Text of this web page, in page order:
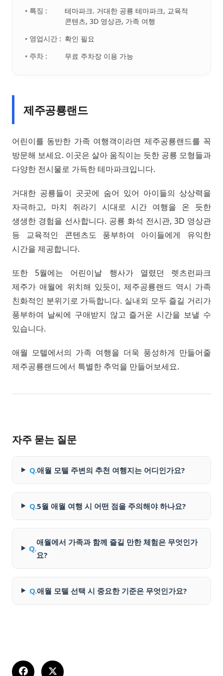
• 특징 :
테마파크. 거대한 공룡 테마파크, 교육적
콘텐츠, 3D 영상관, 가족 여행
• 영업시간 : 확인 필요
• 주차 :
무료 주차장 이용 가능
제주공룡랜드
어린이를 동반한 가족 여행객이라면 제주공룡랜드를 꼭
방문해 보세요. 이곳은 살아 움직이는 듯한 공룡 모형들과
다양한 전시물로 가득한 테마파크입니다.
거대한 공룡들이 곳곳에 숨어 있어 아이들의 상상력을
자극하고, 마치 쥐라기 시대로 시간 여행을 온 듯한
생생한 경험을 선사합니다. 공룡 화석 전시관, 3D 영상관
등 교육적인 콘텐츠도 풍부하여 아이들에게 유익한
시간을 제공합니다.
또한 5월에는 어린이날 행사가 열렸던 렛츠런파크
제주가 애월에 위치해 있듯이, 제주공룡랜드 역시 가족
친화적인 분위기로 가득합니다. 실내외 모두 즐길 거리가
풍부하여 날씨에 구애받지 않고 즐거운 시간을 보낼 수
있습니다.
애월 모텔에서의 가족 여행을 더욱 풍성하게 만들어줄
제주공룡랜드에서 특별한 추억을 만들어보세요.
자주 묻는 질문
Q.애월 모텔 주변의 추천 여행지는 어디인가요?
Q.5월 애월 여행 시 어떤 점을 주의해야 하나요?
Q.
애월에서 가족과 함께 즐길 만한 체험은 무엇인가
요?
Q.애월 모텔 선택 시 중요한 기준은 무엇인가요?